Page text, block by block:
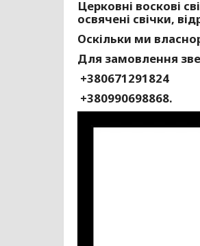
Церковні воскові
освячені свічки,
Оскільки ми
Для замовлення
+380671291824
+380990698868.